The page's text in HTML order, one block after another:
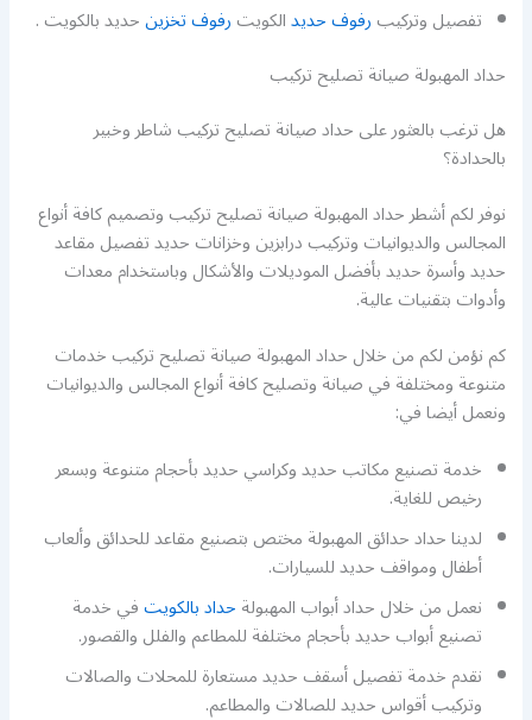
تفصيل وتركيبرفوف حديدالكويترفوف تخزينحديد بالكويت .
حداد المهبولة صيانة تصليح تركيب
هل ترغب بالعثور على حداد صيانة تصليح تركيب شاطر وخبير
بالحدادة؟
نوفر لكم أشطر حداد المهبولة صيانة تصليح تركيب وتصميم كافة أنواع
المجالس والديوانيات وتركيب درابزين وخزانات حديد تفصيل مقاعد
حديد وأسرة حديد بأفضل الموديلات والأشكال وباستخدام معدات
وأدوات بتقنيات عالية.
كم نؤمن لكم من خلال حداد المهبولة صيانة تصليح تركيب خدمات
متنوعة ومختلفة في صيانة وتصليح كافة أنواع المجالس والديوانيات
ونعمل أيضا في:
خدمة تصنيع مكاتب حديد وكراسي حديد بأحجام متنوعة وبسعر
رخيص للغاية.
لدينا حداد حدائق المهبولة مختص بتصنيع مقاعد للحدائق وألعاب
أطفال ومواقف حديد للسيارات.
نعمل من خلال حداد أبواب المهبولةحداد بالكويتفي خدمة
تصنيع أبواب حديد بأحجام مختلفة للمطاعم والفلل والقصور.
نقدم خدمة تفصيل أسقف حديد مستعارة للمحلات والصالات
وتركيب أقواس حديد للصالات والمطاعم.